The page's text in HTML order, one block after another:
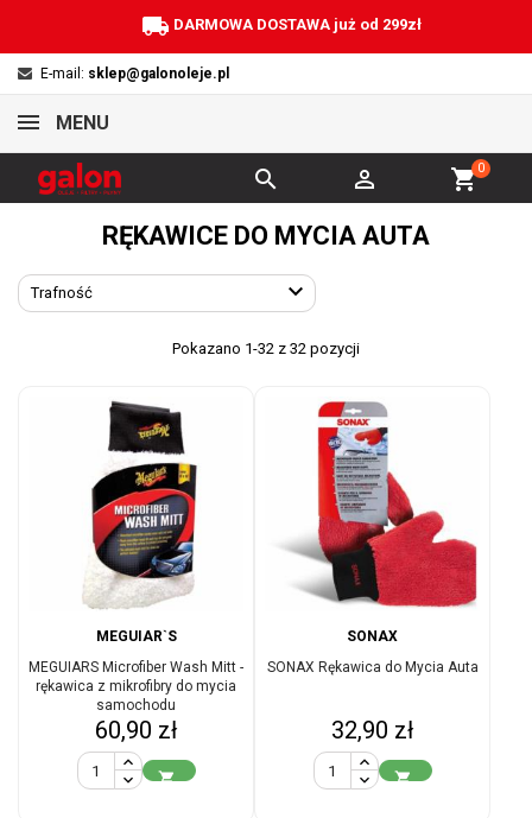
local_shipping DARMOWA DOSTAWA już od 299zł
E-mail: sklep@galonoleje.pl
MENU
shopping_cart0


RĘKAWICE DO MYCIA AUTA
Trafność 
Pokazano 1-32 z 32 pozycji
MEGUIAR`S
MEGUIARS Microfiber Wash Mitt -
rękawica z mikrofibry do mycia
samochodu
Cena
60,90 zł

SONAX
SONAX Rękawica do Mycia Auta
Cena
32,90 zł
